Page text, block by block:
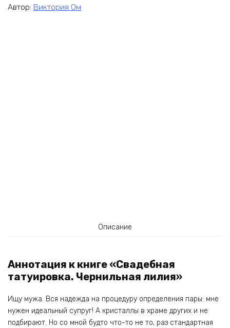
Автор: Виктория Ом
Описание
Аннотация к книге «Свадебная
татуировка. Чернильная лилия»
Ищу мужа. Вся надежда на процедуру определения пары: мне
нужен идеальный супруг! А кристаллы в храме других и не
подбирают. Но со мной будто что-то не то, раз стандартная